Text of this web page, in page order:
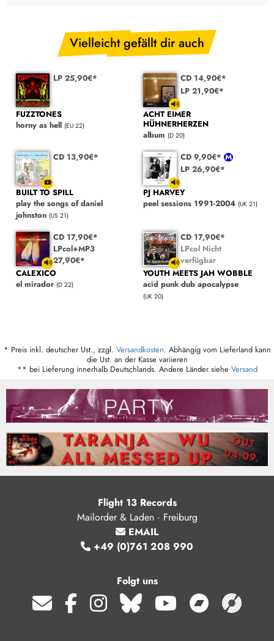
Vielleicht gefällt dir auch
LP 25,90€*
FUZZTONES
horny as hell (EU 22)
CD 14,90€*
LP 21,90€*
ACHT EIMER
HÜHNERHERZEN
album (D 20)
CD 13,90€*
BUILT TO SPILL
play the songs of daniel
johnston (US 21)
CD 9,90€*
LP 26,90€*
PJ HARVEY
peel sessions 1991-2004 (UK 21)
CD 17,90€*
LPcol+MP3
27,90€*
CALEXICO
el mirador (D 22)
CD 17,90€*
LPcol Nicht
verfügbar
YOUTH MEETS JAH WOBBLE
acid punk dub apocalypse
(UK 20)
* Preis inkl. deutscher Ust., zzgl. Versandkosten. Abhängig vom Lieferland kann
die Ust. an der Kasse variieren
** bei Lieferung innerhalb Deutschlands. Andere Länder siehe Versand
Flight 13 Records
Mailorder & Laden · Freiburg
EMAIL
+49 (0)761 208 990
Folgt uns